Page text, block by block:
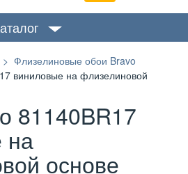
Флизелиновые обои Bravo
виниловые на флизелиновой
81140BR17
на
основе